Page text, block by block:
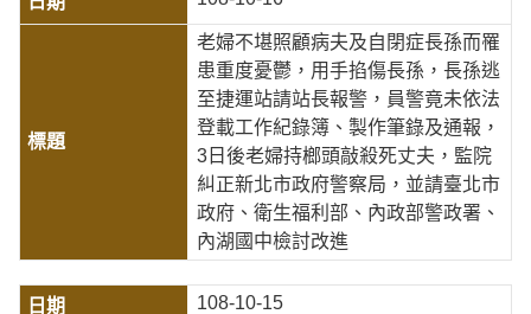
老婦不堪照顧病夫及自閉症長孫而罹
患重度憂鬱，用手掐傷長孫，長孫逃
至捷運站請站長報警，員警竟未依法
登載工作紀錄簿、製作筆錄及通報，
3日後老婦持榔頭敲殺死丈夫，監院
糾正新北市政府警察局，並請臺北市
政府、衛生福利部、內政部警政署、
內湖國中檢討改進
108-10-15